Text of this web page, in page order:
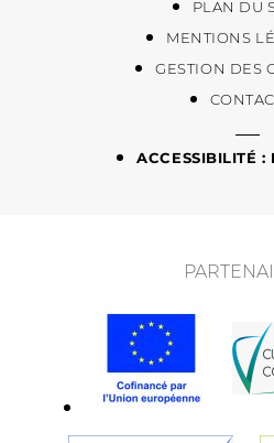
PLAN DU
MENTIONS
GESTION DES
ACCESSIBILITÉ :